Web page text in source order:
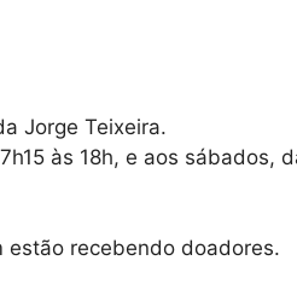
Jorge Teixeira.
às 18h, e aos sábados,
estão recebendo doadores.